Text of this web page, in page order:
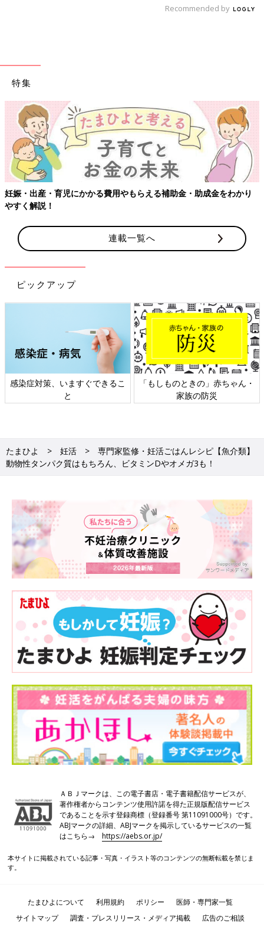
Recommended by
特集
妊娠・出産・育児にかかる費用やもらえる補助金・助成金をわかり
やすく解説！
連載一覧へ
ピックアップ
感染症対策、いますぐできるこ
と
「もしものときの」赤ちゃん・
家族の防災
たまひよ 妊活
専門家監修・妊活ごはんレシピ【魚介類】
動物性タンパク質はもちろん、ビタミンDやオメガ3も！
ＡＢＪマークは、この電子書店・電子書籍配信サービスが、
著作権者からコンテンツ使用許諾を得た正規版配信サービス
であることを示す登録商標（登録番号 第11091000号）です。
ABJマークの詳細、ABJマークを掲示しているサービスの一覧
はこちら→https://aebs.or.jp/
本サイトに掲載されている記事・写真・イラスト等のコンテンツの無断転載を禁じま
す。
たまひよについて 利用規約 ポリシー
医師・専門家一覧
サイトマップ
調査・プレスリリース・メディア掲載
広告のご相談